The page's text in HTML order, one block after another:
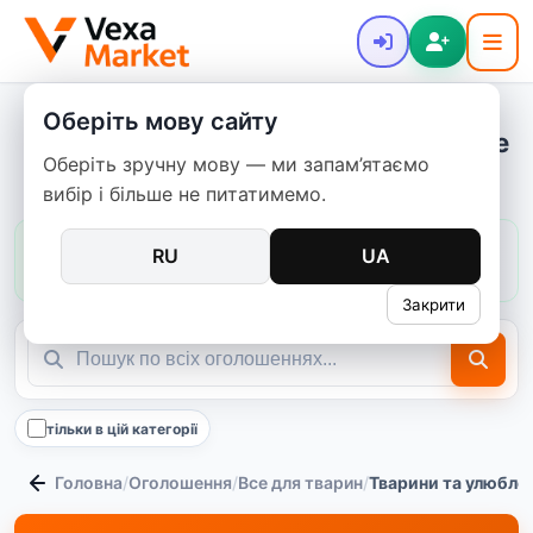
Оберіть мову сайту
Оберіть зручну мову — ми запам’ятаємо
вибір і більше не питатимемо.
RU UA
Закрити
Тварини та улюбленці - купити нове
та б/в
Ціни в цій категорії:
450–11 000 ₴
пропозицій
тільки в цій категорії
Головна/Оголошення/Все для тварин/Тварини та